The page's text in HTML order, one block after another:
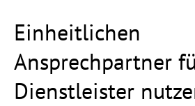
Einheitlichen
Ansprechpartner
Dienstleister